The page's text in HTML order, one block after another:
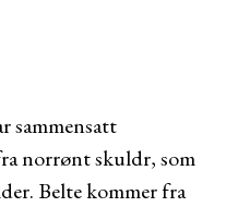
sammensatt
norrønt skuldr, som
Belte kommer fra